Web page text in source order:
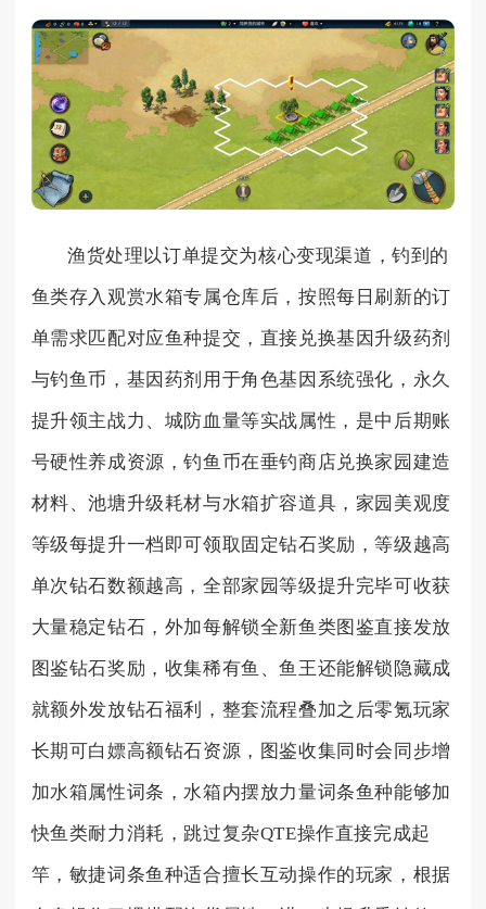
渔货处理以订单提交为核心变现渠道，钓到的
鱼类存入观赏水箱专属仓库后，按照每日刷新的订
单需求匹配对应鱼种提交，直接兑换基因升级药剂
与钓鱼币，基因药剂用于角色基因系统强化，永久
提升领主战力、城防血量等实战属性，是中后期账
号硬性养成资源，钓鱼币在垂钓商店兑换家园建造
材料、池塘升级耗材与水箱扩容道具，家园美观度
等级每提升一档即可领取固定钻石奖励，等级越高
单次钻石数额越高，全部家园等级提升完毕可收获
大量稳定钻石，外加每解锁全新鱼类图鉴直接发放
图鉴钻石奖励，收集稀有鱼、鱼王还能解锁隐藏成
就额外发放钻石福利，整套流程叠加之后零氪玩家
长期可白嫖高额钻石资源，图鉴收集同时会同步增
加水箱属性词条，水箱内摆放力量词条鱼种能够加
快鱼类耐力消耗，跳过复杂QTE操作直接完成起
竿，敏捷词条鱼种适合擅长互动操作的玩家，根据